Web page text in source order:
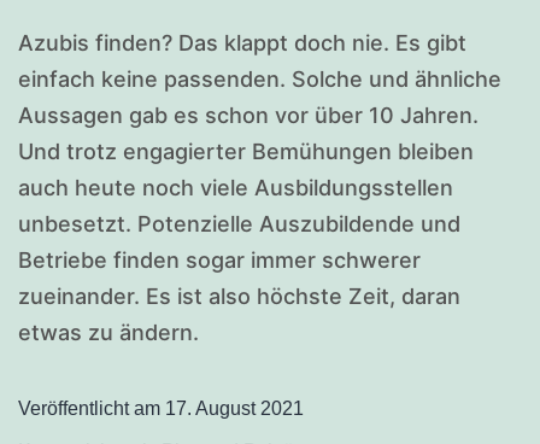
Azubis finden? Das klappt doch nie. Es gibt
einfach keine passenden. Solche und ähnliche
Aussagen gab es schon vor über 10 Jahren.
Und trotz engagierter Bemühungen bleiben
auch heute noch viele Ausbildungsstellen
unbesetzt. Potenzielle Auszubildende und
Betriebe finden sogar immer schwerer
zueinander. Es ist also höchste Zeit, daran
etwas zu ändern.
Veröffentlicht am 17. August 2021